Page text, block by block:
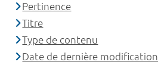
Pertinence
Titre
Type de contenu
Date de dernière modification